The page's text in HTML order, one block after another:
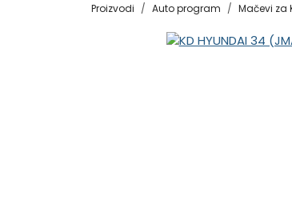
Proizvodi Auto program Mačevi za